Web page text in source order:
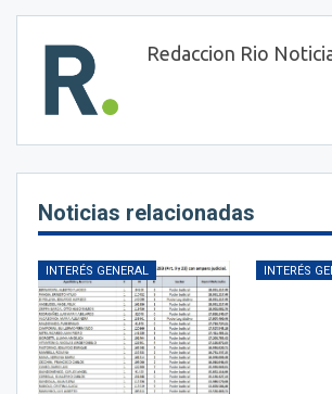
Redaccion Rio
Noticias relacionadas
INTERÉS GENERAL INTERÉS